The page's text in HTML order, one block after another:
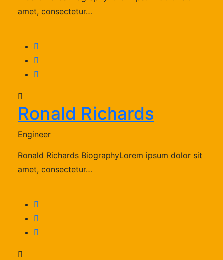
amet, consectetur…
Ronald Richards
Engineer
Ronald Richards BiographyLorem ipsum dolor sit
amet, consectetur…